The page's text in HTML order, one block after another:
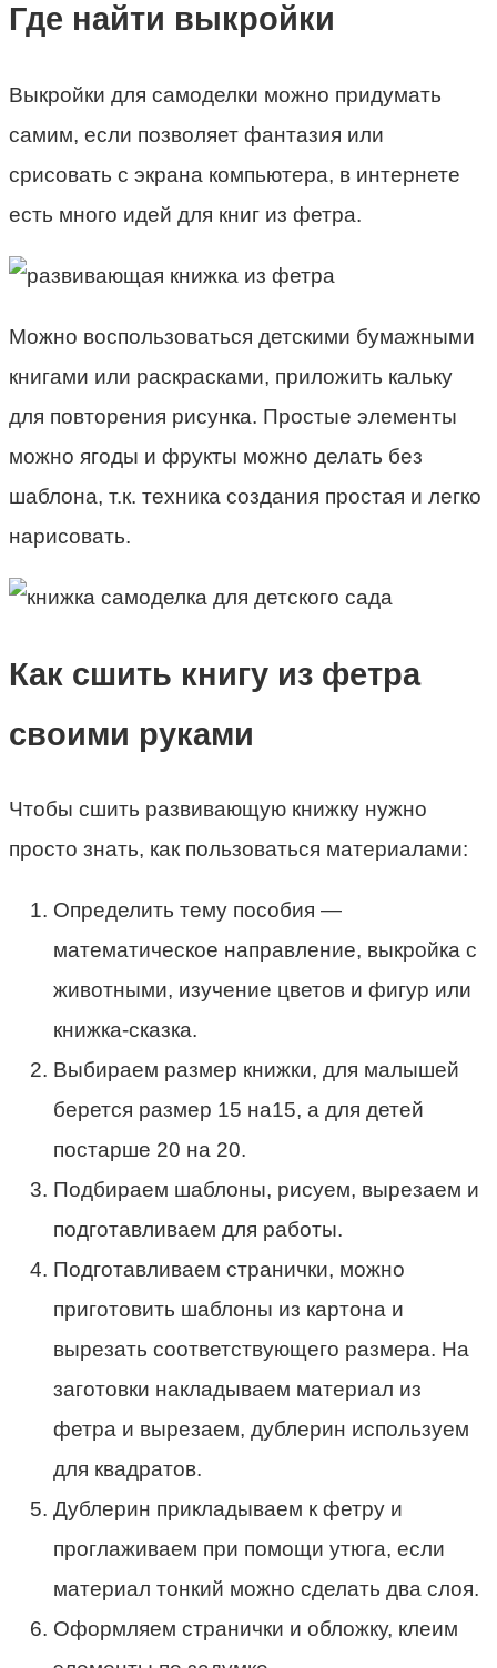
Где найти выкройки
Выкройки для самоделки можно придумать
самим, если позволяет фантазия или
срисовать с экрана компьютера, в интернете
есть много идей для книг из фетра.
Можно воспользоваться детскими бумажными
книгами или раскрасками, приложить кальку
для повторения рисунка. Простые элементы
можно ягоды и фрукты можно делать без
шаблона, т.к. техника создания простая и легко
нарисовать.
Как сшить книгу из фетра
своими руками
Чтобы сшить развивающую книжку нужно
просто знать, как пользоваться материалами:
Определить тему пособия —
математическое направление, выкройка с
животными, изучение цветов и фигур или
книжка-сказка.
Выбираем размер книжки, для малышей
берется размер 15 на15, а для детей
постарше 20 на 20.
Подбираем шаблоны, рисуем, вырезаем и
подготавливаем для работы.
Подготавливаем странички, можно
приготовить шаблоны из картона и
вырезать соответствующего размера. На
заготовки накладываем материал из
фетра и вырезаем, дублерин используем
для квадратов.
Дублерин прикладываем к фетру и
проглаживаем при помощи утюга, если
материал тонкий можно сделать два слоя.
Оформляем странички и обложку, клеим